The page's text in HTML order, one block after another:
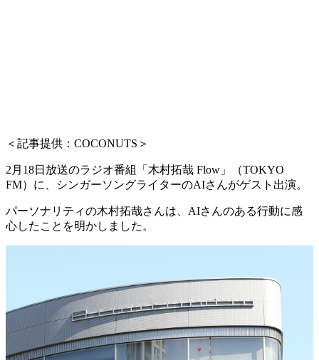
＜記事提供：COCONUTS＞
2月18日放送のラジオ番組「木村拓哉 Flow」（TOKYO
FM）に、シンガーソングライターのAIさんがゲスト出演。
パーソナリティの木村拓哉さんは、AIさんのある行動に感
心したことを明かしました。